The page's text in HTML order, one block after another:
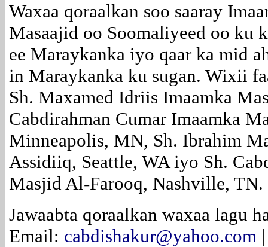
Waxaa qoraalkan soo saaray
Masaajid oo Soomaliyeed oo ku
ee Maraykanka iyo qaar ka mid
in Maraykanka ku sugan. Wixii
Sh. Maxamed Idriis Imaamka
Cabdirahman Cumar Imaamka
Minneapolis, MN, Sh. Ibrahim
Assidiiq, Seattle, WA iyo Sh.
Masjid Al-Farooq, Nashville, TN.
Jawaabta qoraalkan waxaa lagu
Email: cabdishakur@yahoo.com